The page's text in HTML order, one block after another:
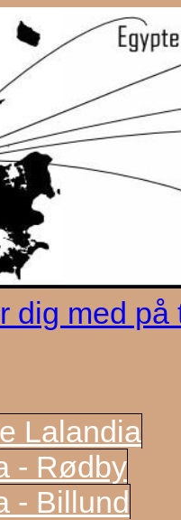
dig med
Lalandia
- Rødby
- Billund